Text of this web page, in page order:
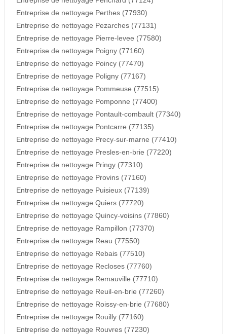
Entreprise de nettoyage Perthes (77930)
Entreprise de nettoyage Pezarches (77131)
Entreprise de nettoyage Pierre-levee (77580)
Entreprise de nettoyage Poigny (77160)
Entreprise de nettoyage Poincy (77470)
Entreprise de nettoyage Poligny (77167)
Entreprise de nettoyage Pommeuse (77515)
Entreprise de nettoyage Pomponne (77400)
Entreprise de nettoyage Pontault-combault (77340)
Entreprise de nettoyage Pontcarre (77135)
Entreprise de nettoyage Precy-sur-marne (77410)
Entreprise de nettoyage Presles-en-brie (77220)
Entreprise de nettoyage Pringy (77310)
Entreprise de nettoyage Provins (77160)
Entreprise de nettoyage Puisieux (77139)
Entreprise de nettoyage Quiers (77720)
Entreprise de nettoyage Quincy-voisins (77860)
Entreprise de nettoyage Rampillon (77370)
Entreprise de nettoyage Reau (77550)
Entreprise de nettoyage Rebais (77510)
Entreprise de nettoyage Recloses (77760)
Entreprise de nettoyage Remauville (77710)
Entreprise de nettoyage Reuil-en-brie (77260)
Entreprise de nettoyage Roissy-en-brie (77680)
Entreprise de nettoyage Rouilly (77160)
Entreprise de nettoyage Rouvres (77230)